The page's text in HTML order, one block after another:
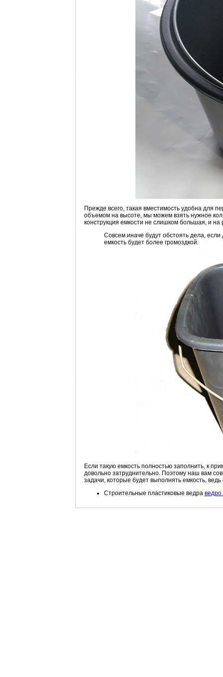
Прежде всего, такая вместимость удобна для
объемом на высоте, мы можем взять нужное
конструкция емкости не слишком большая, и
Совсем иначе будут обстоять дела,
емкость будет более громоздкой.
Если такую емкость полностью заполнить, к
довольно затруднительно. Поэтому наш вам
задачи, которые будет выполнять емкость,
Строительные пластиковые ведра ведро